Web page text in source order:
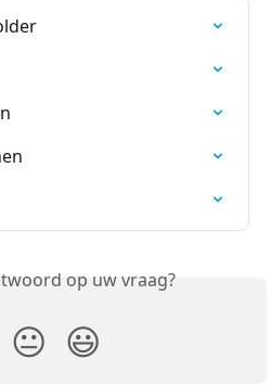
op uw vraag?
😐 😃